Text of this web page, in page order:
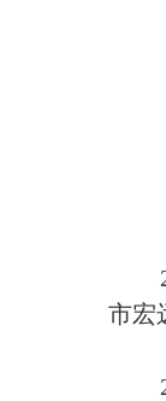
市宏